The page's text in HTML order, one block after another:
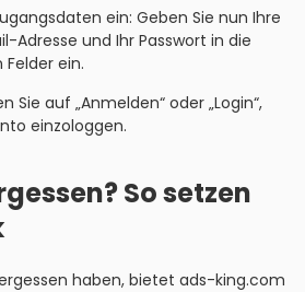
ein: Geben Sie nun Ihre
Adresse und Ihr Passwort in die
ein.
Sie auf „Anmelden“ oder „Login“,
einzologgen.
So setzen
haben, bietet ads-king.com